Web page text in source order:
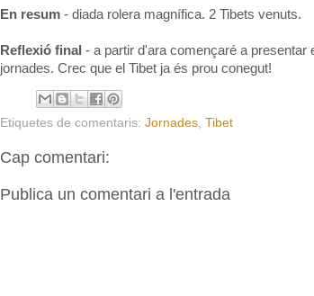
En resum - diada rolera magnífica. 2 Tibets venuts.
Reflexió final - a partir d'ara començaré a presentar
jornades. Crec que el Tibet ja és prou conegut!
Etiquetes de comentaris: Jornades Tibet
Cap comentari:
Publica un comentari a l'entrada